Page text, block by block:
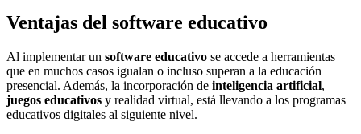
Ventajas del software educativo
Al implementar un software educativo se accede a herramientas
que en muchos casos igualan o incluso superan a la educación
presencial. Además, la incorporación de inteligencia artificial,
juegos educativos y realidad virtual, está llevando a los programas
educativos digitales al siguiente nivel.